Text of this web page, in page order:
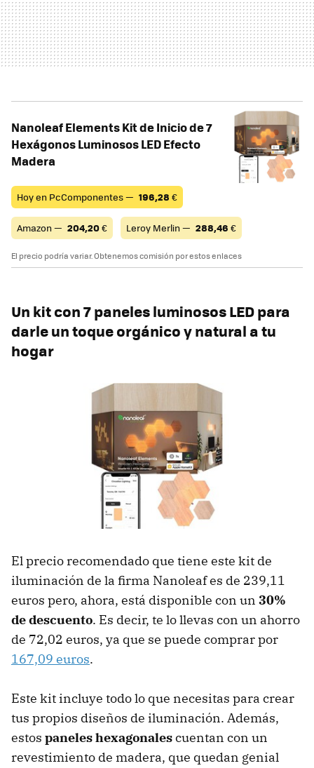
Nanoleaf Elements Kit de Inicio de 7
Hexágonos Luminosos LED Efecto
Madera
Hoy en PcComponentes — 196,28 €
Amazon — 204,20€ Leroy Merlin — 288,46 €
El precio podría variar. Obtenemos comisión por estos enlaces
Un kit con 7 paneles luminosos LED para
darle un toque orgánico y natural a tu
hogar
El precio recomendado que tiene este kit de
iluminación de la firma Nanoleaf es de 239,11
euros pero, ahora, está disponible con un 30%
de descuento. Es decir, te lo llevas con un ahorro
de 72,02 euros, ya que se puede comprar por
167,09 euros.
Este kit incluye todo lo que necesitas para crear
tus propios diseños de iluminación. Además,
estos paneles hexagonalescuentan con un
revestimiento de madera, que quedan genial